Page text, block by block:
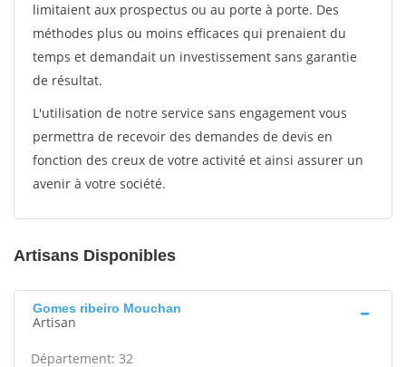
limitaient aux prospectus ou au porte à porte. Des
méthodes plus ou moins efficaces qui prenaient du
temps et demandait un investissement sans garantie
de résultat.
L'utilisation de notre service sans engagement vous
permettra de recevoir des demandes de devis en
fonction des creux de votre activité et ainsi assurer un
avenir à votre société.
Artisans Disponibles
Gomes ribeiro Mouchan
Artisan
Département: 32